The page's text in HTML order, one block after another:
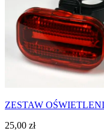
ZESTAW
25,00 zł